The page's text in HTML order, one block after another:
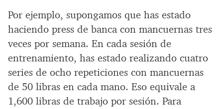
Por ejemplo, supongamos que has estado
haciendo press de banca con mancuernas tres
veces por semana. En cada sesión de
entrenamiento, has estado realizando cuatro
series de ocho repeticiones con mancuernas
de 50 libras en cada mano. Eso equivale a
1,600 libras de trabajo por sesión. Para